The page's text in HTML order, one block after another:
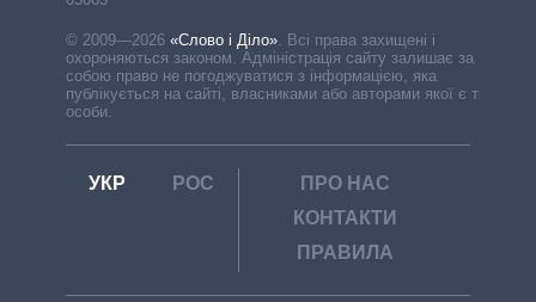
© 2009—2026 «Слово і Діло». Всі права захищені і
охороняються законом. Адміністрація сайту залишає за
собою право не погоджуватися з інформацією, яка
публікується на сайті, власниками або авторами якої є треті
особи.
УКР РОС
ПРО НАС
КОНТАКТИ
ПРАВИЛА